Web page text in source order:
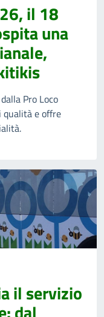
il 18
una
Pro Loco
qualità e offre
il servizio